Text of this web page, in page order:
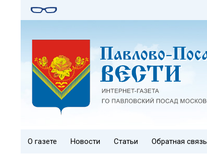
О газете Новости Статьи Обратная связь